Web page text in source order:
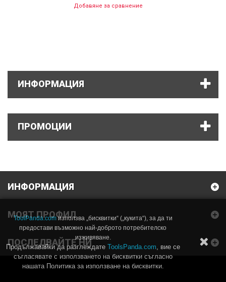
Добавяне за сравнение
ИНФОРМАЦИЯ
ПРОМОЦИИ
ИНФОРМАЦИЯ
МОЯТ ПРОФИЛ
ПОСЛЕДВАЙТЕ НИ
ToolPanda.comизползва „бисквитки“ („кукита“), за да ти
предостави възможно най-доброто потребителско
изживяване.
Продължавайки да разглеждате ToolsPanda.com, вие се
съгласявате с използването на бисквитки съгласно
нашата Политика за използване на бисквитки.